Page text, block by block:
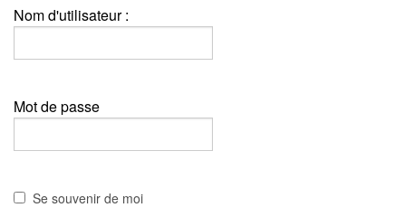
Nom d'utilisateur :
Mot de passe
Se souvenir de moi